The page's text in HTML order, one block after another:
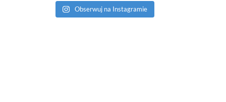
Obserwuj na Instagramie